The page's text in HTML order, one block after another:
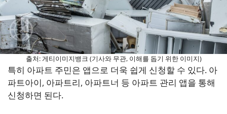
출처: 게티이미지뱅크 (기사와 무관, 이해를 돕기 위한 이미지)
특히 아파트 주민은 앱으로 더욱 쉽게 신청할 수 있다. 아
파트아이, 아파트리, 아파트너 등 아파트 관리 앱을 통해
신청하면 된다.